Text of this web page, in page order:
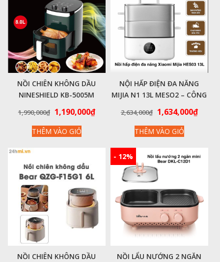
NỒI CHIÊN KHÔNG DẦU
NINESHIELD KB-5005M
1,990,000₫ Giá
là:
1,190,000₫Giá
1,190,000₫.
THÊM VÀO GIỎ
NỘI HẤP ĐIỆN ĐA NĂNG
MIJIA N1 13L MESO2 – CÔNG
2,634,000₫ Giá
là:
1,634,000₫Giá
THÊM VÀO GIỎ
NỒI CHIÊN KHÔNG DẦU
- 12%
NỒI LẨU NƯỚNG 2 NGĂN